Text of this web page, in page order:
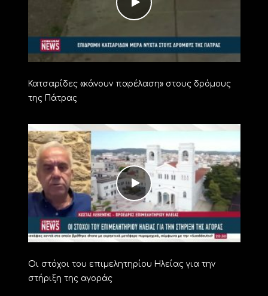
Κατσαρίδες «κάνουν παρέλαση» στους δρόμους
της Πάτρας
Οι στόχοι του επιμελητηρίου Ηλείας για την
στήριξη της αγοράς